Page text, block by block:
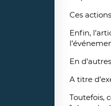
Ces
Enfin,
En
A titre
Toutefois,